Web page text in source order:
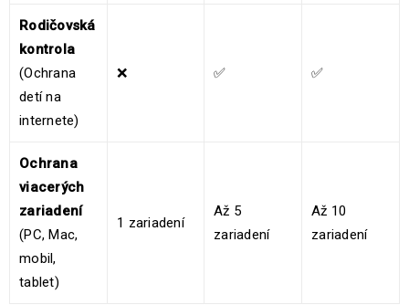
Rodičovská
kontrola
(Ochrana
detí na
internete)
❌ ✅ ✅
Ochrana
viacerých
zariadení
(PC, Mac,
mobil,
tablet)
1 zariadení
Až 5
zariadení
Až 10
zariadení